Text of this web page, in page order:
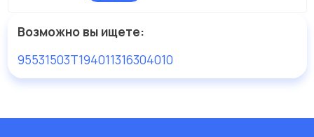
Возможно вы ищете:
95531503T194011316304010